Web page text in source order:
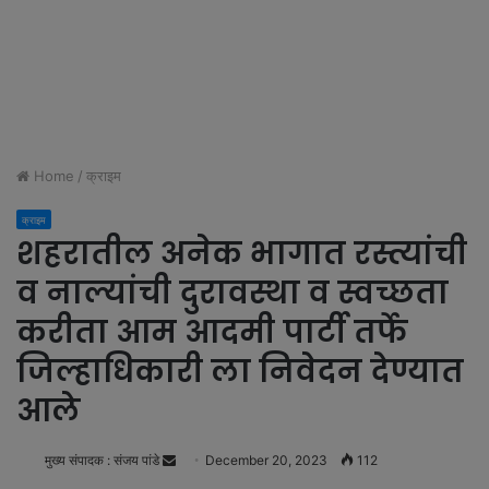
Home / क्राइम
क्राइम
शहरातील अनेक भागात रस्त्यांची
व नाल्यांची दुरावस्था व स्वच्छता
करीता आम आदमी पार्टी तर्फे
जिल्हाधिकारी ला निवेदन देण्यात
आले
मुख्य संपादक : संजय पांडे December 20, 2023 112